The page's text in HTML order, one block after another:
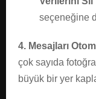
seçeneğine
4. Mesajları
çok sayıda
büyük bir yer